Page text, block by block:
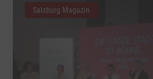
Salzburg Magazin